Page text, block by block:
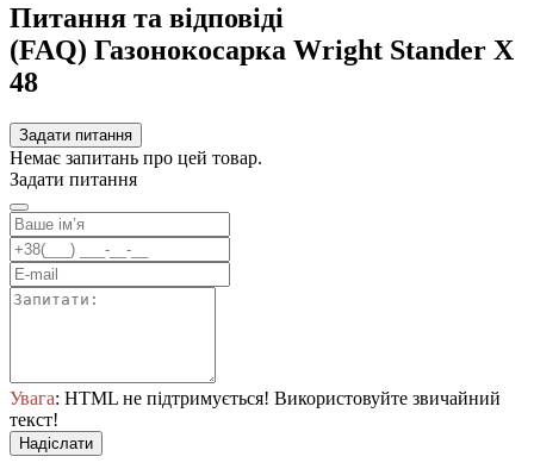
Питання та відповіді
(FAQ) Газонокосарка Wright Stander X
48
Задати питання
Немає запитань про цей товар.
Задати питання
Увага: HTML не підтримується! Використовуйте звичайний
текст!
Надіслати